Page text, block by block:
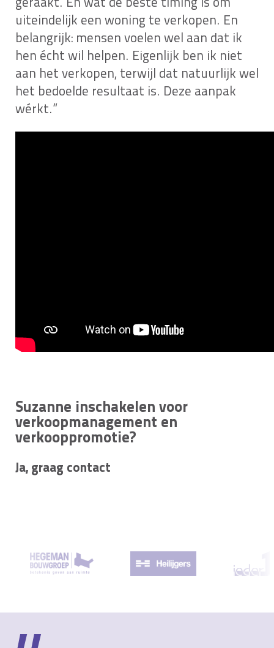
geraakt. En wat de beste timing is om
uiteindelijk een woning te verkopen. En
belangrijk: mensen voelen wel aan dat ik
hen écht wil helpen. Eigenlijk ben ik niet
aan het verkopen, terwijl dat natuurlijk wel
het bedoelde resultaat is. Deze aanpak
wérkt.”
Suzanne inschakelen voor
verkoopmanagement en
verkooppromotie?
Ja, graag contact